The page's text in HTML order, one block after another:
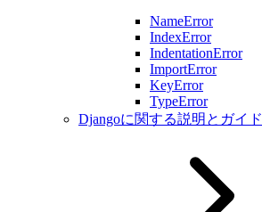
NameError
IndexError
IndentationError
ImportError
KeyError
TypeError
Djangoに関する説明とガイド